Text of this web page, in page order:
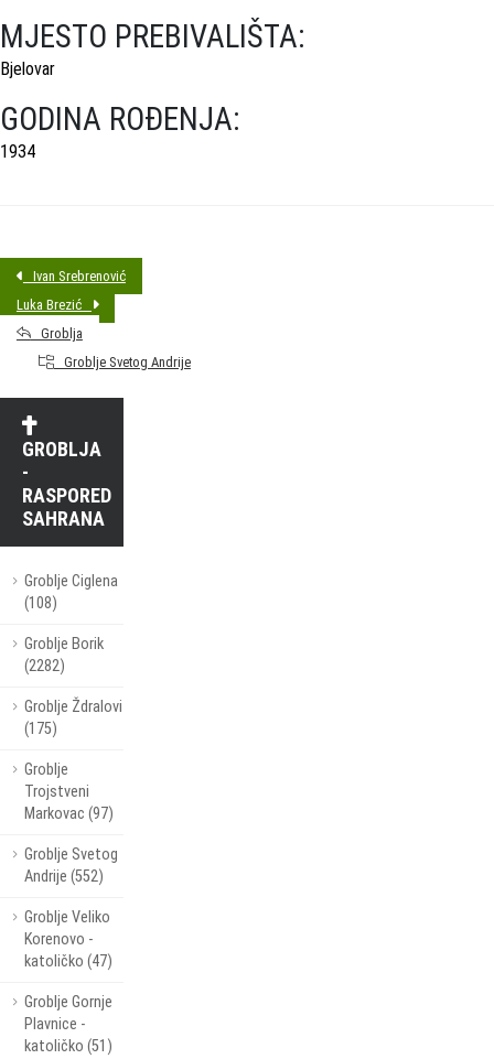
MJESTO PREBIVALIŠTA:
Bjelovar
GODINA ROĐENJA:
1934
Ivan Srebrenović
Luka Brezić
Groblja
Groblje Svetog Andrije
GROBLJA
-
RASPORED
SAHRANA
Groblje Ciglena
(108)
Groblje Borik
(2282)
Groblje Ždralovi
(175)
Groblje
Trojstveni
Markovac (97)
Groblje Svetog
Andrije (552)
Groblje Veliko
Korenovo -
katoličko (47)
Groblje Gornje
Plavnice -
katoličko (51)